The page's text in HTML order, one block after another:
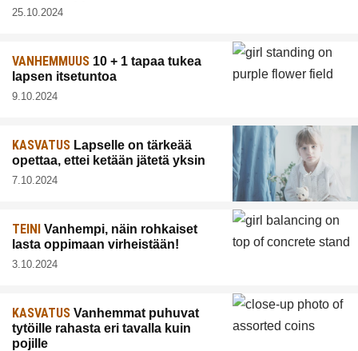
25.10.2024
VANHEMMUUS 10 + 1 tapaa tukea
lapsen itsetuntoa
9.10.2024
KASVATUS Lapselle on tärkeää
opettaa, ettei ketään jätetä yksin
7.10.2024
TEINI Vanhempi, näin rohkaiset
lasta oppimaan virheistään!
3.10.2024
KASVATUS Vanhemmat puhuvat
tytöille rahasta eri tavalla kuin
pojille